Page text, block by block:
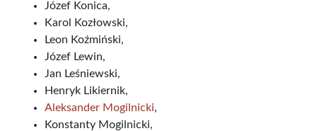
Józef Konica,
Karol Kozłowski,
Leon Koźmiński,
Józef Lewin,
Jan Leśniewski,
Henryk Likiernik,
Aleksander Mogilnicki,
Konstanty Mogilnicki,